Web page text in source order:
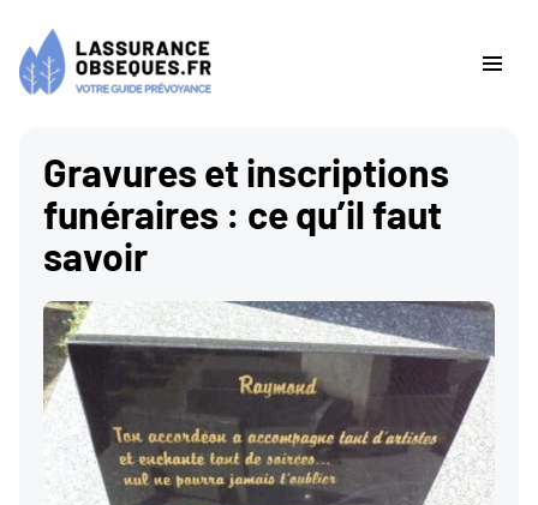
Gravures et inscriptions
funéraires : ce qu’il faut
savoir